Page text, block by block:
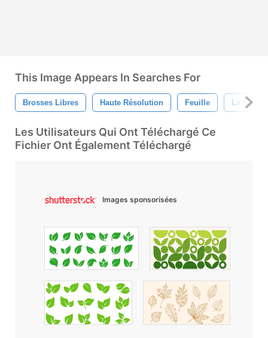
This Image Appears In Searches For
Brosses Libres Haute Résolution Feuille La Nature
Les Utilisateurs Qui Ont Téléchargé Ce
Fichier Ont Également Téléchargé
Images sponsorisées